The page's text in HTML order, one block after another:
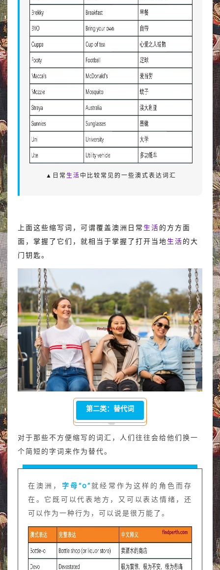
▲日常生活中比较常见的一些澳式表达词汇
上面这些缩写词，可谓覆盖澳洲日常生活的方方面
面，掌握了它们，就相当于掌握了打开当地生活的大
门钥匙。
第二类：替代词
对于那些不方便缩写的词汇，人们往往会给他们换一
个简短的字词来作为替代。
在澳洲， 字母“o”就经常作为这样的角色而存
在。它既可以代表地方，又可以表达情绪，还
可以作为一种行为，可以说是很万能了。